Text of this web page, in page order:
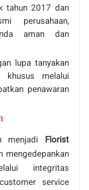
tahun 2017 dan
perusahaan,
aman dan
lupa tanyakan
khusus melalui
penawaran
menjadi Florist
mengedepankan
integritas
service